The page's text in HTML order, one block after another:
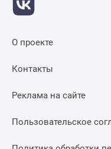
О проекте
Контакты
Реклама на сайте
Пользовательское